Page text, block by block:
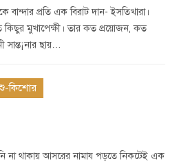
বান্দার প্রতি এক বিরাট দান- ইসতিখারা।
কিছুর মুখাপেক্ষী। তার কত প্রয়োজন, কত
সান্ত¡নার ছায়…
কিশোর
না থাকায় আসরের নামায পড়তে নিকটেই এক